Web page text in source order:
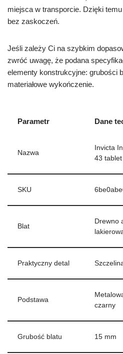
miejsca w transporcie. Dzięki
bez zaskoczeń.
Jeśli zależy Ci na szybkim
zwróć uwagę, że podana
elementy konstrukcyjne: grubości
materiałowe wykończenie.
Parametr Dane
Nazwa
Invicta
43
SKU
Blat
Drewno
Praktyczny detal
Podstawa
czarny
Grubość blatu 15 mm